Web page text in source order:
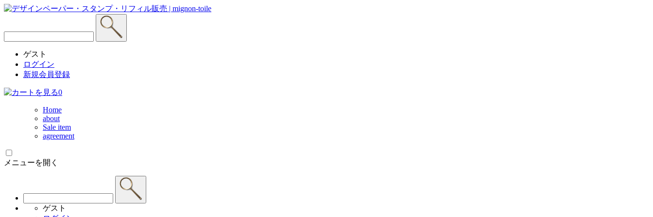
ゲスト
ログイン
新規会員登録
0
Home
about
Sale item
agreement
メニューを開く
ゲスト